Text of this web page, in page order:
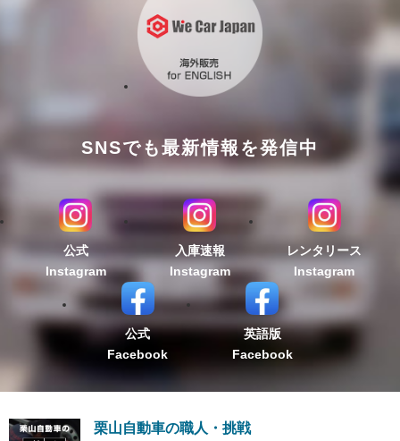
SNSでも最新情報を発信中
公式
Instagram
入庫速報
Instagram
レンタリース
Instagram
公式
Facebook
英語版
Facebook
栗山自動車の職人・挑戦